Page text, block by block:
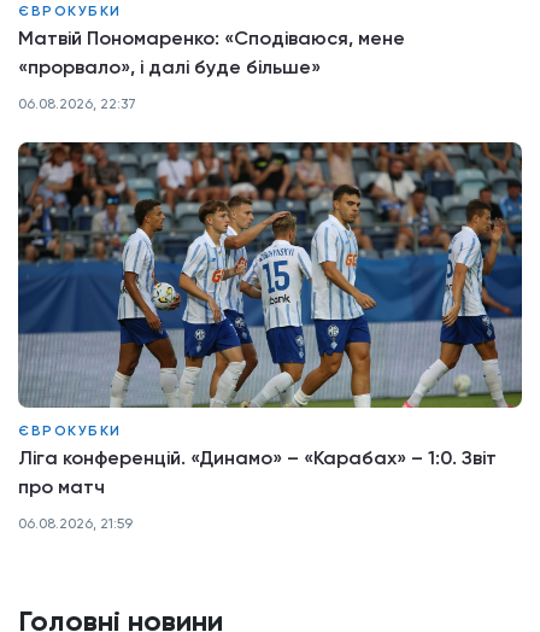
Головні новини
ЄВРОКУБКИ
Матвій Пономаренко: «Сподіваюся, мене
«прорвало», і далі буде більше»
06.08.2026, 22:37
ЄВРОКУБКИ
Ліга конференцій. «Динамо» – «Карабах» – 1:0. Звіт
про матч
06.08.2026, 21:59